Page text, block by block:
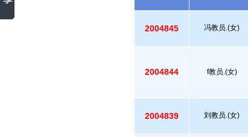
2004845 冯教员.(女)
2004844 f教员.(女)
2004839 刘教员.(女)